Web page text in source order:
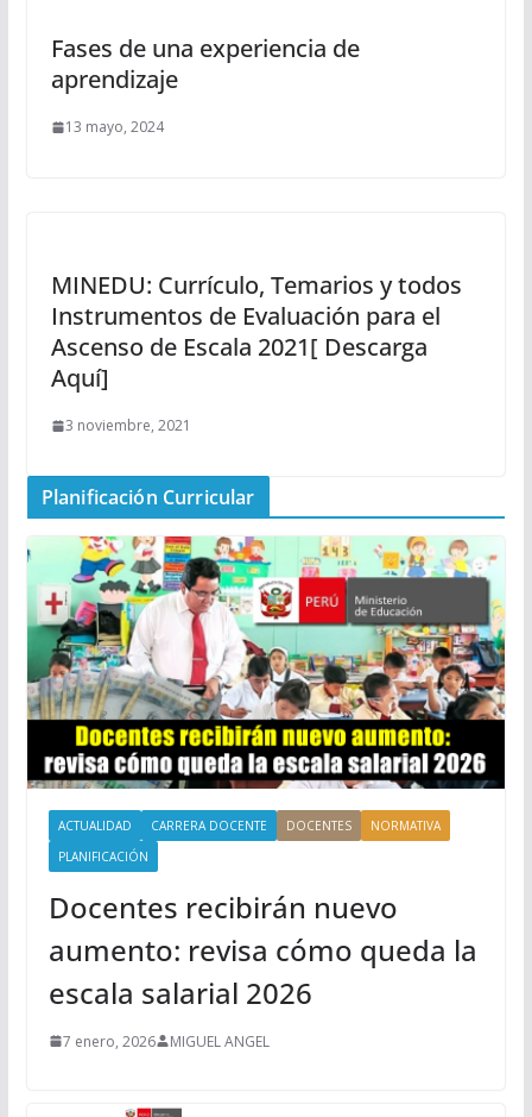
Fases de una experiencia de
aprendizaje
13 mayo, 2024
MINEDU: Currículo, Temarios y todos
Instrumentos de Evaluación para el
Ascenso de Escala 2021[ Descarga
Aquí]
3 noviembre, 2021
Planificación Curricular
ACTUALIDAD CARRERA DOCENTE DOCENTES
NORMATIVA
PLANIFICACIÓN
Docentes recibirán nuevo
aumento: revisa cómo queda la
escala salarial 2026
7 enero, 2026 MIGUEL ANGEL